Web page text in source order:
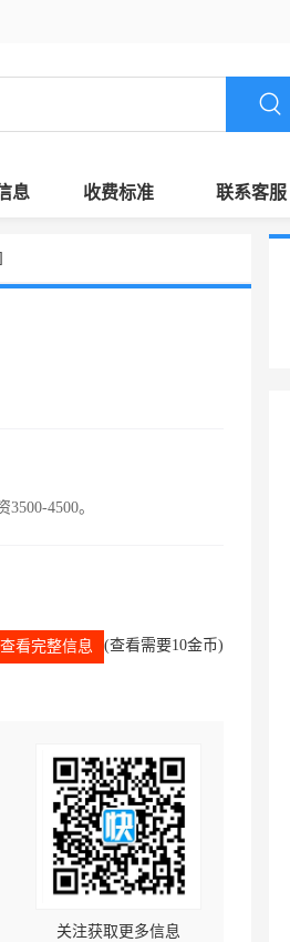
息 收费标准 联系客服
4500。
看完整信息 (查看需要10金币)
关注获取更多信息